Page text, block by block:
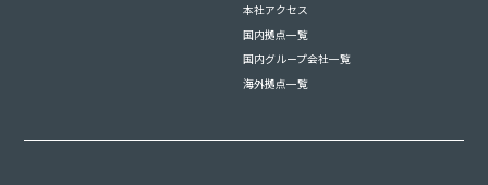
本社アクセス
国内拠点一覧
国内グループ会社一覧
海外拠点一覧